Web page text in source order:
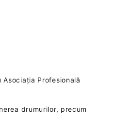
Profesională
drumurilor, precum